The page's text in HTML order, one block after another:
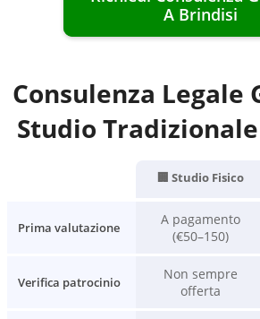
A Brindisi
Consulenza Legale
Studio
🏢 Studio Fisico
Prima valutazione
A pagamento
(€50–150)
Verifica patrocinio
Non sempre
offerta